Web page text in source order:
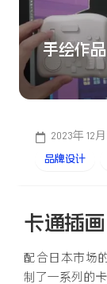
手绘作品
2023年 12月
品牌设计
卡通插画
配合日本市场
制了一系列的卡